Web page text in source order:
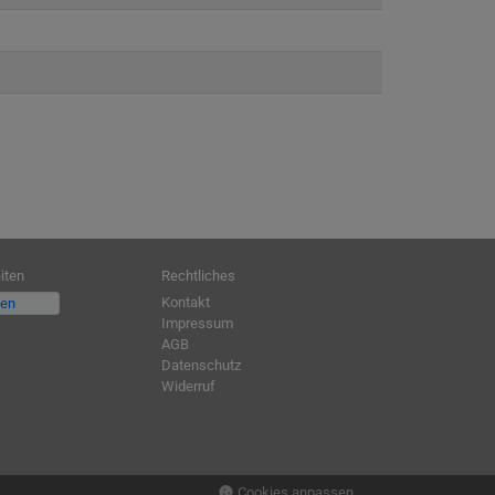
Rechtliches
Kontakt
Impressum
AGB
Datenschutz
Widerruf
Cookies anpassen